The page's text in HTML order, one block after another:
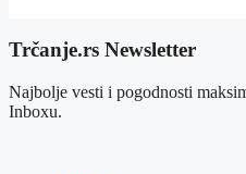
Trčanje.rs Newsletter
Najbolje vesti i pogodnosti
Inboxu.